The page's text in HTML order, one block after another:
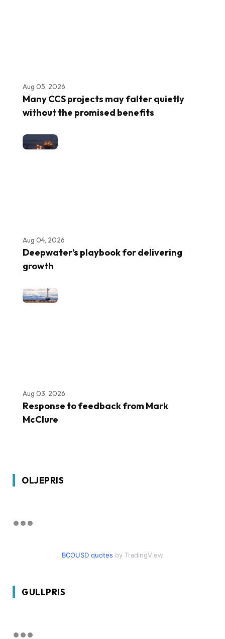
Aug 05, 2026
Many CCS projects may falter quietly
without the promised benefits
Aug 04, 2026
Deepwater’s playbook for delivering
growth
Aug 03, 2026
Response to feedback from Mark
McClure
OLJEPRIS
BCOUSD quotes by TradingView
GULLPRIS